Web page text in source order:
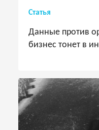
Статья
Данные против
бизнес тонет в